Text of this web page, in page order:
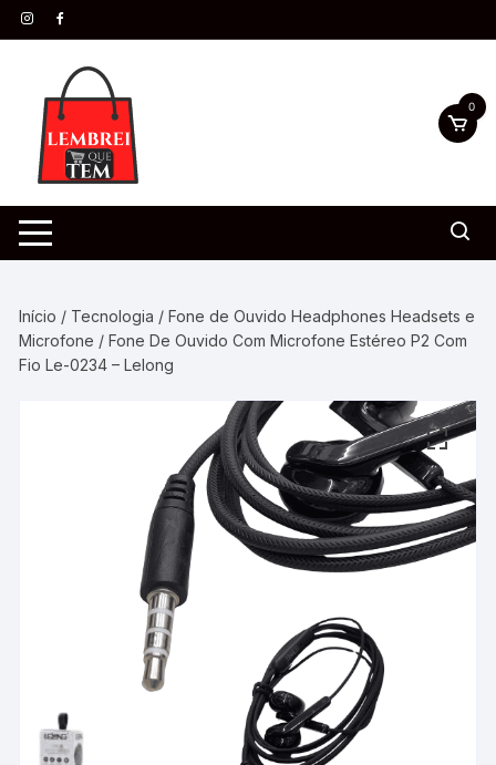
0
Início / Tecnologia /Fone de Ouvido Headphones Headsets e
Microfone / Fone De Ouvido Com Microfone Estéreo P2 Com
Fio Le-0234 – Lelong